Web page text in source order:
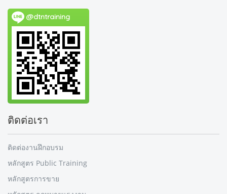
@dtntraining
ติดต่อเรา
ติดต่องานฝึกอบรม
หลักสูตร Public Training
หลักสูตรการขาย